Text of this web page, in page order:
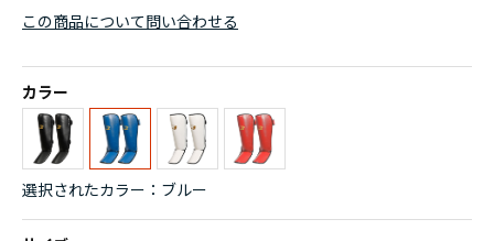
カラー
選択されたカラー：ブルー
この商品について問い合わせる